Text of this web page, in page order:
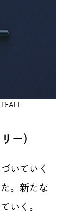
ー）
いていく
。新たな
いく。